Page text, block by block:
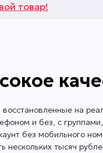
товар!
на
и без, с
без мобильного
тысяч